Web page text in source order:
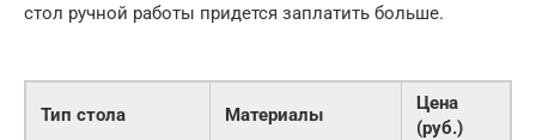
стол ручной работы придется заплатить больше.
Тип стола Материалы
Цена
(руб.)